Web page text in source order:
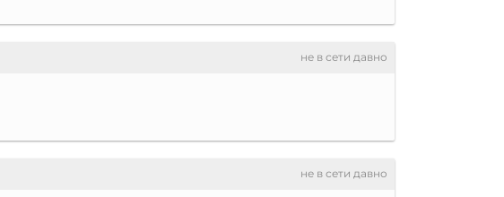
не в сети давно
не в сети давно